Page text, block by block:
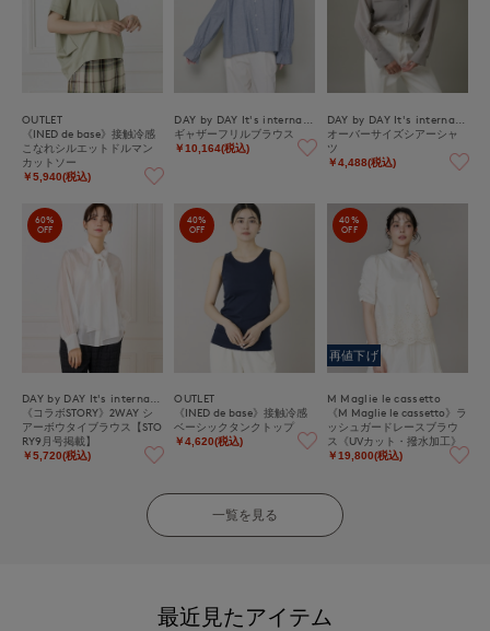
OUTLET
《INED de base》接触冷感
こなれシルエットドルマン
カットソー
￥5,940(税込)
ギャザーフリルブラウス
￥10,164(税込)
オーバーサイズシアーシャ
ツ
￥4,488(税込)
60%
OFF
《コラボSTORY》2WAY シ
アーボウタイブラウス【STO
RY9月号掲載】
￥5,720(税込)
40%
OFF
OUTLET
《INED de base》接触冷感
ベーシックタンクトップ
￥4,620(税込)
40%
OFF
再値下げ
M Maglie le cassetto
《M Maglie le cassetto》ラ
ッシュガードレースブラウ
ス《UVカット・撥水加工》
￥19,800(税込)
一覧を見る
最近見たアイテム